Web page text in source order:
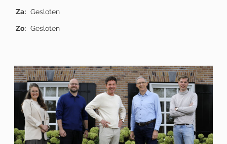
Za: Gesloten
Zo: Gesloten